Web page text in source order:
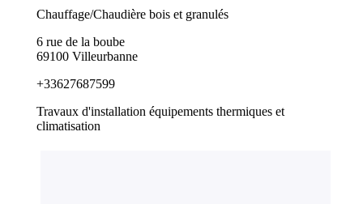
Chauffage/Chaudière bois et granulés
6 rue de la boube
69100 Villeurbanne
+33627687599
Travaux d'installation équipements thermiques et
climatisation